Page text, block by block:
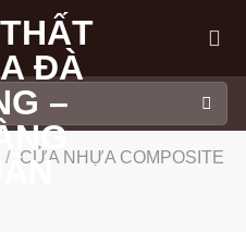
/ CỬA NHỰA COMPOSITE